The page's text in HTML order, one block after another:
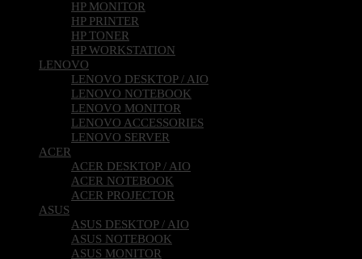
HP MONITOR
HP PRINTER
HP TONER
HP WORKSTATION
LENOVO
LENOVO DESKTOP / AIO
LENOVO NOTEBOOK
LENOVO MONITOR
LENOVO ACCESSORIES
LENOVO SERVER
ACER
ACER DESKTOP / AIO
ACER NOTEBOOK
ACER PROJECTOR
ASUS
ASUS DESKTOP / AIO
ASUS NOTEBOOK
ASUS MONITOR